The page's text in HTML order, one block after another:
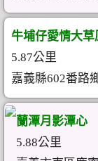
牛埔仔愛情大草
5.87公里
嘉義縣602番路
蘭潭月影潭心
5.88公里